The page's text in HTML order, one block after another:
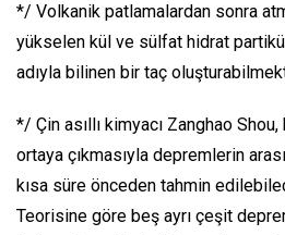
*/ Volkanik patlamalardan sonra
yükselen kül ve sülfat hidrat
adıyla bilinen bir taç
*/ Çin asıllı kimyacı Zanghao
ortaya çıkmasıyla depremlerin
kısa süre önceden tahmin
Teorisine göre beş ayrı çeşit